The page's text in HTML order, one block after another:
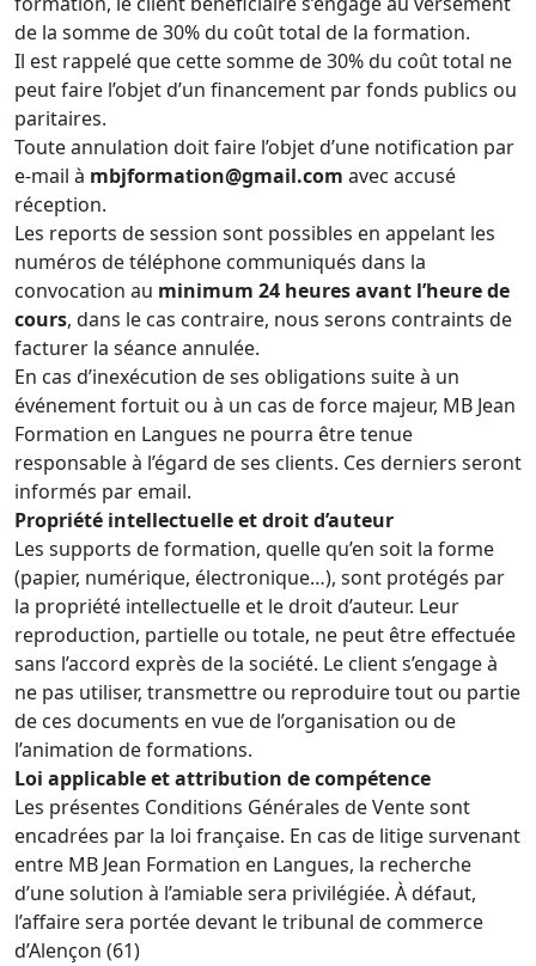
de la somme de 30% du coût total de la formation.
Il est rappelé que cette somme de 30% du coût total ne
peut faire l’objet d’un financement par fonds publics ou
paritaires.
Toute annulation doit faire l’objet d’une notification par
e-mail à mbjformation@gmail.com avec accusé
réception.
Les reports de session sont possibles en appelant les
numéros de téléphone communiqués dans la
convocation au minimum 24 heures avant l’heure de
cours, dans le cas contraire, nous serons contraints de
facturer la séance annulée.
En cas d’inexécution de ses obligations suite à un
événement fortuit ou à un cas de force majeur, MB Jean
Formation en Langues ne pourra être tenue
responsable à l’égard de ses clients. Ces derniers seront
informés par email.
Propriété intellectuelle et droit d’auteur
Les supports de formation, quelle qu’en soit la forme
(papier, numérique, électronique…), sont protégés par
la propriété intellectuelle et le droit d’auteur. Leur
reproduction, partielle ou totale, ne peut être effectuée
sans l’accord exprès de la société. Le client s’engage à
ne pas utiliser, transmettre ou reproduire tout ou partie
de ces documents en vue de l’organisation ou de
l’animation de formations.
Loi applicable et attribution de compétence
Les présentes Conditions Générales de Vente sont
encadrées par la loi française. En cas de litige survenant
entre MB Jean Formation en Langues, la recherche
d’une solution à l’amiable sera privilégiée. À défaut,
l’affaire sera portée devant le tribunal de commerce
d’Alençon (61)